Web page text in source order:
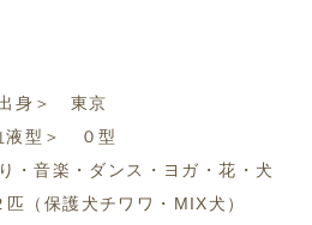
身＞ 東京
液型＞ ０型
・音楽・ダンス・ヨガ・花・犬
（保護犬チワワ・MIX犬）